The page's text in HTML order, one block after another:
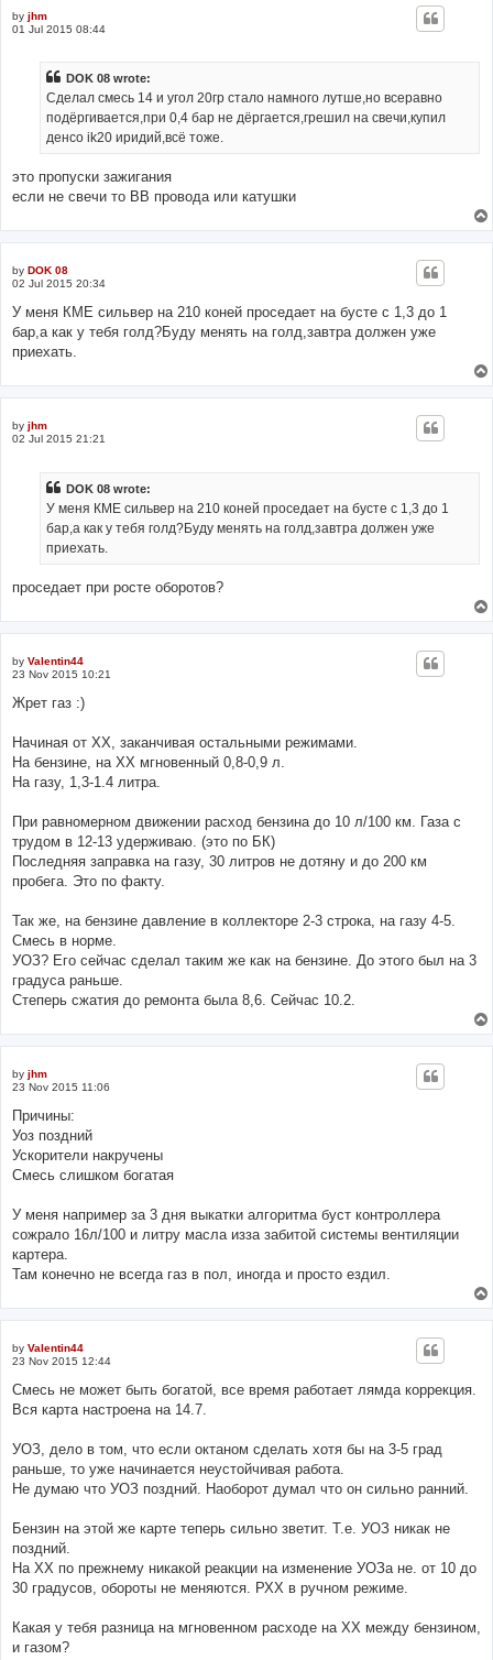
by jhm
01 Jul 2015 08:44
DOK 08 wrote:
Сделал смесь 14 и угол 20гр стало намного лутше,но всеравно
подёргивается,при 0,4 бар не дёргается,грешил на свечи,купил
денсо ik20 иридий,всё тоже.
это пропуски зажигания
если не свечи то ВВ провода или катушки
by DOK 08
02 Jul 2015 20:34
У меня КМЕ сильвер на 210 коней проседает на бусте с 1,3 до 1
бар,а как у тебя голд?Буду менять на голд,завтра должен уже
приехать.
by jhm
02 Jul 2015 21:21
DOK 08 wrote:
У меня КМЕ сильвер на 210 коней проседает на бусте с 1,3 до 1
бар,а как у тебя голд?Буду менять на голд,завтра должен уже
приехать.
проседает при росте оборотов?
by Valentin44
23 Nov 2015 10:21
Жрет газ :)
Начиная от ХХ, заканчивая остальными режимами.
На бензине, на ХХ мгновенный 0,8-0,9 л.
На газу, 1,3-1.4 литра.
При равномерном движении расход бензина до 10 л/100 км. Газа с
трудом в 12-13 удерживаю. (это по БК)
Последняя заправка на газу, 30 литров не дотяну и до 200 км
пробега. Это по факту.
Так же, на бензине давление в коллекторе 2-3 строка, на газу 4-5.
Смесь в норме.
УОЗ? Его сейчас сделал таким же как на бензине. До этого был на 3
градуса раньше.
Степерь сжатия до ремонта была 8,6. Сейчас 10.2.
by jhm
23 Nov 2015 11:06
Причины:
Уоз поздний
Ускорители накручены
Смесь слишком богатая
У меня например за 3 дня выкатки алгоритма буст контроллера
сожрало 16л/100 и литру масла изза забитой системы вентиляции
картера.
Там конечно не всегда газ в пол, иногда и просто ездил.
by Valentin44
23 Nov 2015 12:44
Смесь не может быть богатой, все время работает лямда коррекция.
Вся карта настроена на 14.7.
УОЗ, дело в том, что если октаном сделать хотя бы на 3-5 град
раньше, то уже начинается неустойчивая работа.
Не думаю что УОЗ поздний. Наоборот думал что он сильно ранний.
Бензин на этой же карте теперь сильно зветит. Т.е. УОЗ никак не
поздний.
На ХХ по прежнему никакой реакции на изменение УОЗа не. от 10 до
30 градусов, обороты не меняются. РХХ в ручном режиме.
Какая у тебя разница на мгновенном расходе на ХХ между бензином,
и газом?